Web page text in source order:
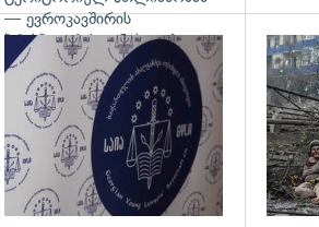
— ევროკავშირის
პრესპიკერის განცხადება
გადახედვა